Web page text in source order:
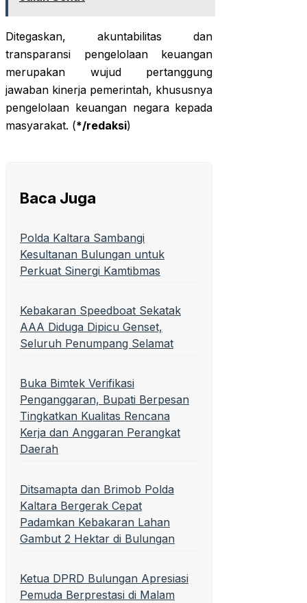
Ditegaskan, akuntabilitas dan
transparansi pengelolaan keuangan
merupakan wujud pertanggung
jawaban kinerja pemerintah, khususnya
pengelolaan keuangan negara kepada
masyarakat. (*/redaksi)
Baca Juga
Polda Kaltara Sambangi
Kesultanan Bulungan untuk
Perkuat Sinergi Kamtibmas
Kebakaran Speedboat Sekatak
AAA Diduga Dipicu Genset,
Seluruh Penumpang Selamat
Buka Bimtek Verifikasi
Penganggaran, Bupati Berpesan
Tingkatkan Kualitas Rencana
Kerja dan Anggaran Perangkat
Daerah
Ditsamapta dan Brimob Polda
Kaltara Bergerak Cepat
Padamkan Kebakaran Lahan
Gambut 2 Hektar di Bulungan
Ketua DPRD Bulungan Apresiasi
Pemuda Berprestasi di Malam